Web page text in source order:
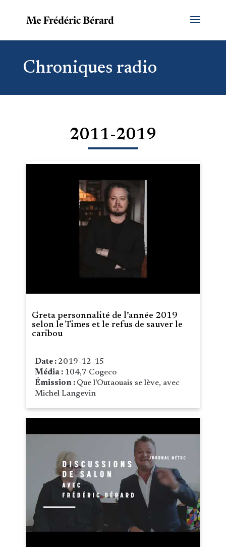
Chroniques radio
2011-2019
Greta personnalité de l’année 2019
selon le Times et le refus de sauver le
caribou
Date : 2019-12-15
Média : 104,7 Cogeco
Émission : Que l'Outaouais se lève, avec
Michel Langevin